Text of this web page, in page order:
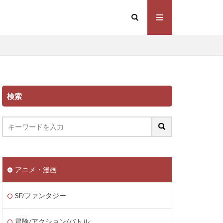
検索
アニメ・漫画
SF/ファンタジー
冒険/アクション/バトル